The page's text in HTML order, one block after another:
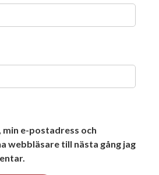
min e-postadress och
webbläsare till nästa gång jag